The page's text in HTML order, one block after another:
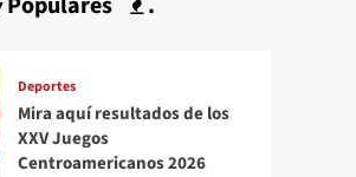
Deportes
Mira aquí resultados de los
XXV Juegos
Centroamericanos 2026